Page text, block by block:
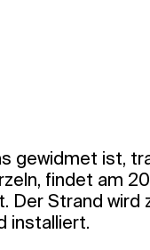
gewidmet ist,
findet am
Der Strand wird
installiert.